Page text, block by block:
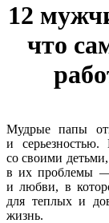
12
что
Мудрые папы
и
со своими
в их проблемы —
и любви, в
для теплых и
жизнь.